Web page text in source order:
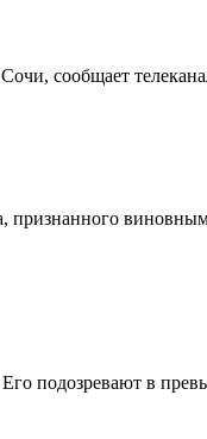
сообщает
признанного
подозревают в